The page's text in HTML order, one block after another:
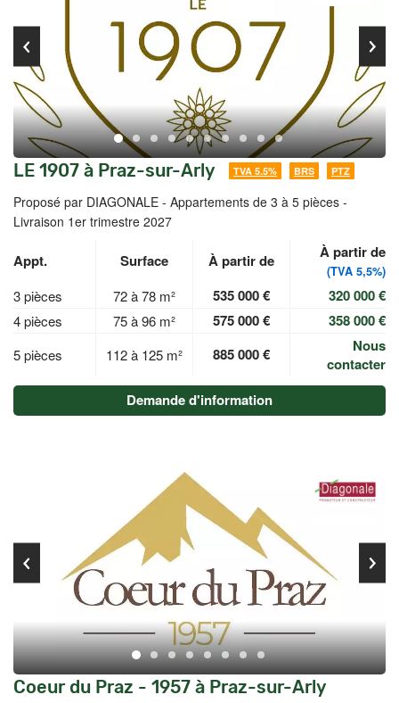
LE 1907 à Praz-sur-Arly TVA 5.5% BRS PTZ
Proposé par DIAGONALE - Appartements de 3 à 5 pièces -
Livraison 1er trimestre 2027
Appt. Surface À partir de À partir de
(TVA 5,5%)
3 pièces 72 à 78 m² 535 000 € 320 000 €
4 pièces 75 à 96 m² 575 000 € 358 000 €
5 pièces 112 à 125 m² 885 000 €
Nous
contacter
Demande d'information
Coeur du Praz - 1957 à Praz-sur-Arly